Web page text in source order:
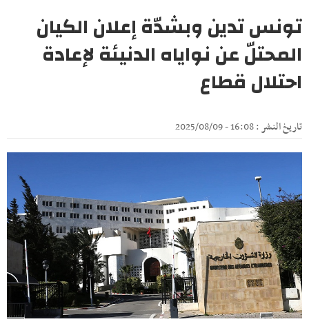
تونس تدين وبشدّة إعلان الكيان
المحتلّ عن نواياه الدنيئة لإعادة
احتلال قطاع
تاريخ النشر : 16:08 - 2025/08/09